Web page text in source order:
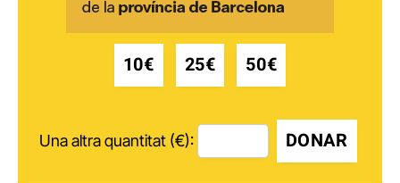
10€ 25€ 50€
Una altra quantitat (€): DONAR